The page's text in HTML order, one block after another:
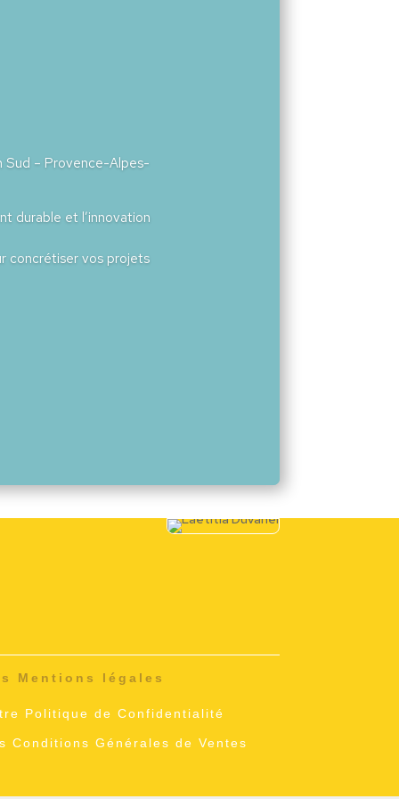
Sud – Provence-Alpes-
durable et l’innovation
concrétiser vos projets
Mentions légales
Politique de Confidentialité
Conditions Générales de Ventes